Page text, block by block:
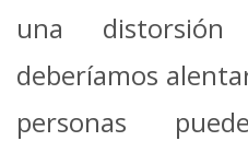
una distorsión
deberíamos
personas